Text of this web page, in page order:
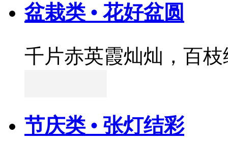
盆栽类 • 花好盆圆
千片赤英霞灿灿，百
节庆类 • 张灯结彩